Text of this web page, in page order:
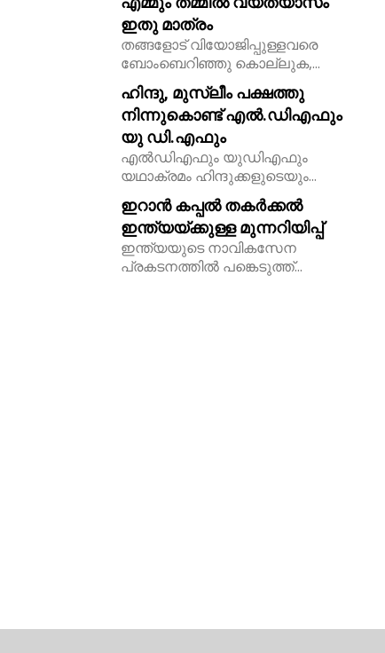
ഇതു മാത്രം
തങ്ങളോട് വിയോജിപ്പുള്ളവരെ
ബോംബെറിഞ്ഞു കൊല്ലുക,...
ഹിന്ദു, മുസ്ലീം പക്ഷത്തു
നിന്നുകൊണ്ട് എൽ.ഡിഎഫും
യു ഡി.എഫും
എൽഡിഎഫും യുഡിഎഫും
യഥാക്രമം ഹിന്ദുക്കളുടെയും...
ഇറാൻ കപ്പൽ തകർക്കൽ
ഇന്ത്യയ്ക്കുള്ള മുന്നറിയിപ്പ്
ഇന്ത്യയുടെ നാവികസേന
പ്രകടനത്തിൽ പങ്കെടുത്ത്...